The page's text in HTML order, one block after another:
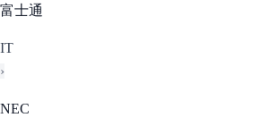
富士通
IT
›
NEC